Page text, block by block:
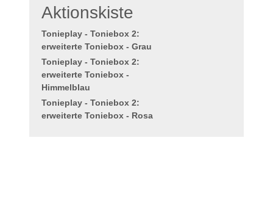
Aktionskiste
Tonieplay - Toniebox 2:
erweiterte Toniebox - Grau
Tonieplay - Toniebox 2:
erweiterte Toniebox -
Himmelblau
Tonieplay - Toniebox 2:
erweiterte Toniebox - Rosa